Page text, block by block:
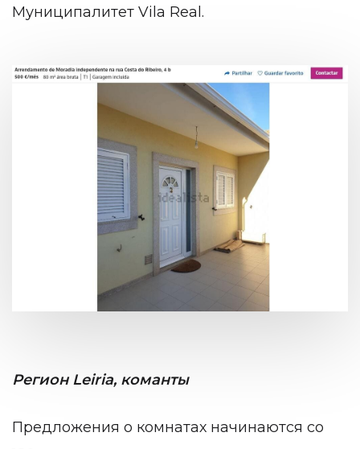
Муниципалитет Vila Real.
Регион Leiria, команты
Предложения о комнатах начинаются со